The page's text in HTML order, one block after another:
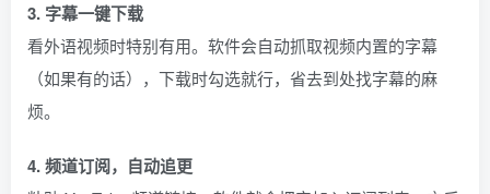
3. 字幕一键下载
看外语视频时特别有用。软件会自动抓取视频内置的字幕
（如果有的话），下载时勾选就行，省去到处找字幕的麻
烦。
4. 频道订阅，自动追更